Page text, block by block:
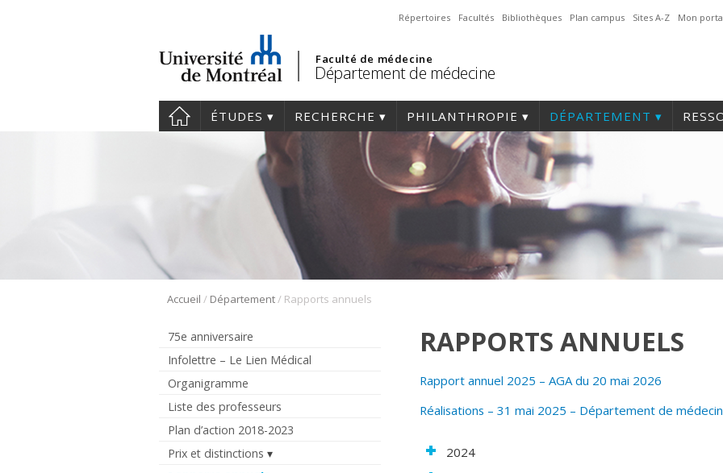
Répertoires Facultés Bibliothèques Plan campus Sites A-Z Mon
Faculté de médecine
Département de médecine
ÉTUDES RECHERCHE PHILANTHROPIE DÉPARTEMENT
Accueil / Département/ Rapports annuels
75e anniversaire
Infolettre – Le Lien Médical
Organigramme
Liste des professeurs
Plan d’action 2018-2023
Prix et distinctions
RAPPORTS ANNUELS
Rapport annuel 2025 – AGA du 20 mai 2026
Réalisations – 31 mai 2025 – Département de
2024